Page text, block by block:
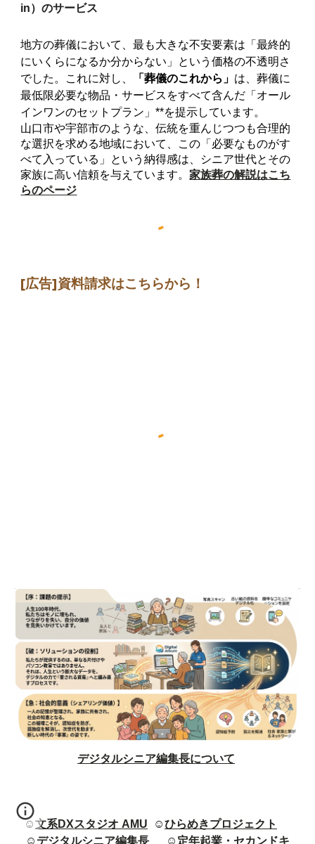
in）のサービス
地方の葬儀において、最も大きな不安要素は「最終的
にいくらになるか分からない」という価格の不透明さ
でした。これに対し、
「葬儀のこれから」 は、葬儀に
最低限必要な物品・サービスをすべて含んだ「オール
インワンのセットプラン」**を提示しています。
山口市や宇部市のような、伝統を重んじつつも合理的
な選択を求める地域において、この「必要なものがす
べて入っている」という納得感は、シニア世代とその
家族に高い信頼を与えています。家族葬の解説はこち
らのページ
[広告]資料請求はこちらから ！
デジタルシニア編集長について
☺文系DXスタジオ AMU ☺ひらめきプロジェクト
☺ デジタルシニア編集長 ☺ 定年起業・セカンドキ